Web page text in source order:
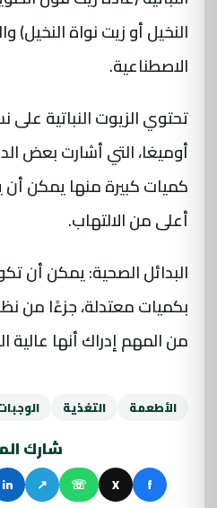
النخيل أو زيت نواة النخيل)
الاصطناعية.
تحتوي الزيوت النباتية
أوميغا، التي أشارت بعض
كميات كبيرة منها يمكن
أعلى من الالتهاب.
البدائل الصحية: يمكن أن
بكميات معتدلة، جزءًا من
من المهم إدراك أنها عالية
الأطعمة التغذية
شارك
f
X
☏
↗
in